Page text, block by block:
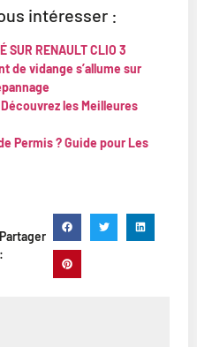
intéresser :
SUR RENAULT CLIO 3
de vidange s’allume sur
les Meilleures
Permis ? Guide pour Les
Partager
: